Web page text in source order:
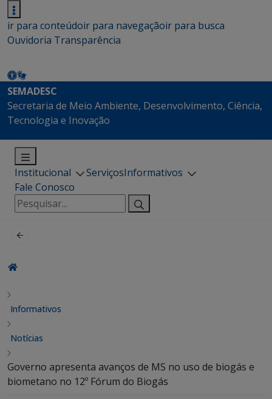
ir para conteúdoir para navegaçãoir para busca
Ouvidoria Transparência
SEMADESC
Secretaria de Meio Ambiente, Desenvolvimento, Ciência,
Tecnologia e Inovação
Institucional ServiçosInformativos
Fale Conosco
Pesquisar
por:
Informativos
Notícias
Governo apresenta avanços de MS no uso de biogás e
biometano no 12º Fórum do Biogás